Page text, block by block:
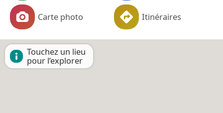
Carte photo Itinéraires
Touchez un lieu
pour l’explorer